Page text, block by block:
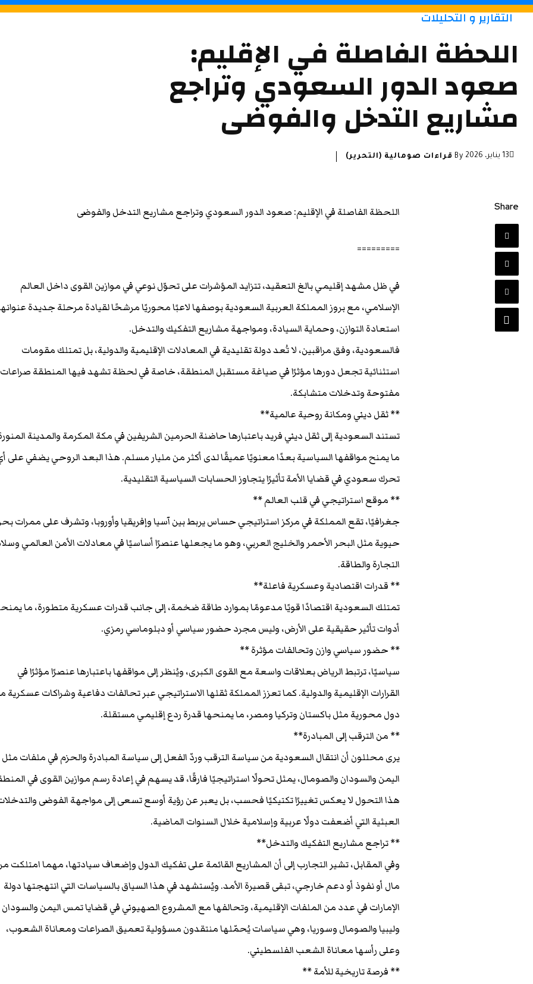
التقارير و التحليلات
اللحظة الفاصلة في الإقليم:
صعود الدور السعودي وتراجع
مشاريع التدخل والفوضى
13 يناير، 2026 By قراءات صومالية (التحرير)
اللحظة الفاصلة في الإقليم: صعود الدور السعودي وتراجع مشاريع التدخل والفوضى
=========
في ظل مشهد إقليمي بالغ التعقيد، تتزايد المؤشرات على تحوّل نوعي في موازين القوى داخل العالم
الإسلامي، مع بروز المملكة العربية السعودية بوصفها لاعبًا محوريًا مرشحًا لقيادة مرحلة جديدة
استعادة التوازن، وحماية السيادة، ومواجهة مشاريع التفكيك والتدخل.
فالسعودية، وفق مراقبين، لا تُعد دولة تقليدية في المعادلات الإقليمية والدولية، بل تمتلك مقومات
استثنائية تجعل دورها مؤثرًا في صياغة مستقبل المنطقة، خاصة في لحظة تشهد فيها المنطقة صراعات
مفتوحة وتدخلات متشابكة.
** ثقل ديني ومكانة روحية عالمية**
تستند السعودية إلى ثقل ديني فريد باعتبارها حاضنة الحرمين الشريفين في مكة المكرمة والمدينة
ما يمنح مواقفها السياسية بعدًا معنويًا عميقًا لدى أكثر من مليار مسلم. هذا البعد الروحي يضفي على
تحرك سعودي في قضايا الأمة تأثيرًا يتجاوز الحسابات السياسية التقليدية.
** موقع استراتيجي في قلب العالم **
جغرافيًا، تقع المملكة في مركز استراتيجي حساس يربط بين آسيا وإفريقيا وأوروبا، وتشرف على ممرات
حيوية مثل البحر الأحمر والخليج العربي، وهو ما يجعلها عنصرًا أساسيًا في معادلات الأمن العالمي
التجارة والطاقة.
** قدرات اقتصادية وعسكرية فاعلة**
تمتلك السعودية اقتصادًا قويًا مدعومًا بموارد طاقة ضخمة، إلى جانب قدرات عسكرية متطورة، ما
أدوات تأثير حقيقية على الأرض، وليس مجرد حضور سياسي أو دبلوماسي رمزي.
** حضور سياسي وازن وتحالفات مؤثرة **
سياسيًا، ترتبط الرياض بعلاقات واسعة مع القوى الكبرى، ويُنظر إلى مواقفها باعتبارها عنصرًا مؤثرًا في
القرارات الإقليمية والدولية. كما تعزز المملكة ثقلها الاستراتيجي عبر تحالفات دفاعية وشراكات عسكرية
دول محورية مثل باكستان وتركيا ومصر، ما يمنحها قدرة ردع إقليمي مستقلة.
** من الترقب إلى المبادرة**
يرى محللون أن انتقال السعودية من سياسة الترقب وردّ الفعل إلى سياسة المبادرة والحزم في ملفات مثل
اليمن والسودان والصومال، يمثل تحولًا استراتيجيًا فارقًا، قد يسهم في إعادة رسم موازين القوى في
هذا التحول لا يعكس تغييرًا تكتيكيًا فحسب، بل يعبر عن رؤية أوسع تسعى إلى مواجهة الفوضى
العبثية التي أضعفت دولًا عربية وإسلامية خلال السنوات الماضية.
** تراجع مشاريع التفكيك والتدخل**
وفي المقابل، تشير التجارب إلى أن المشاريع القائمة على تفكيك الدول وإضعاف سيادتها، مهما امتلكت
مال أو نفوذ أو دعم خارجي، تبقى قصيرة الأمد. ويُستشهد في هذا السياق بالسياسات التي انتهجتها دولة
الإمارات في عدد من الملفات الإقليمية، وتحالفها مع المشروع الصهيوني في قضايا تمس اليمن والسودان
وليبيا والصومال وسوريا، وهي سياسات يُحمّلها منتقدون مسؤولية تعميق الصراعات ومعاناة الشعوب،
وعلى رأسها معاناة الشعب الفلسطيني.
** فرصة تاريخية للأمة **
Share